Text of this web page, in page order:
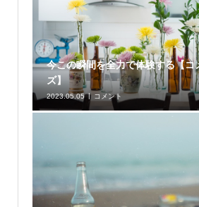
今この瞬間を全力で体験する【コ
ズ】
2023.05.05 コメント